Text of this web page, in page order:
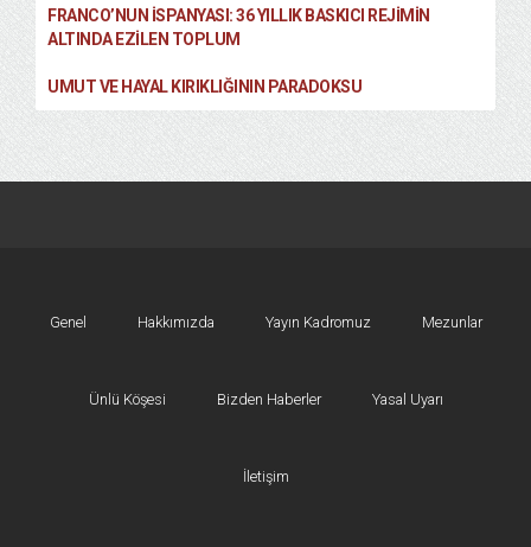
FRANCO’NUN İSPANYASI: 36 YILLIK BASKICI REJIMIN
ALTINDA EZILEN TOPLUM
UMUT VE HAYAL KIRIKLIĞININ PARADOKSU
Genel Hakkımızda Yayın Kadromuz Mezunlar
Ünlü Köşesi Bizden Haberler Yasal Uyarı
İletişim